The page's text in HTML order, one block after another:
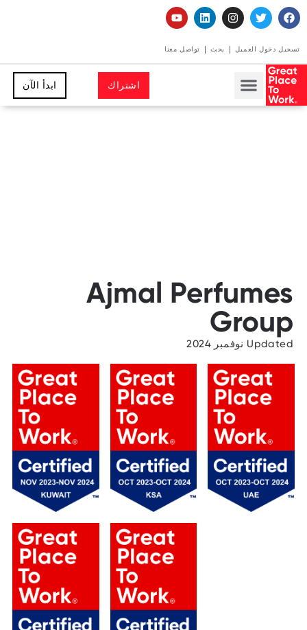
تسجيل دخول العميل بحث تواصل معنا
اشتراك ابدأ الآن
Ajmal Perfumes
Group
Updated نوفمبر 2024